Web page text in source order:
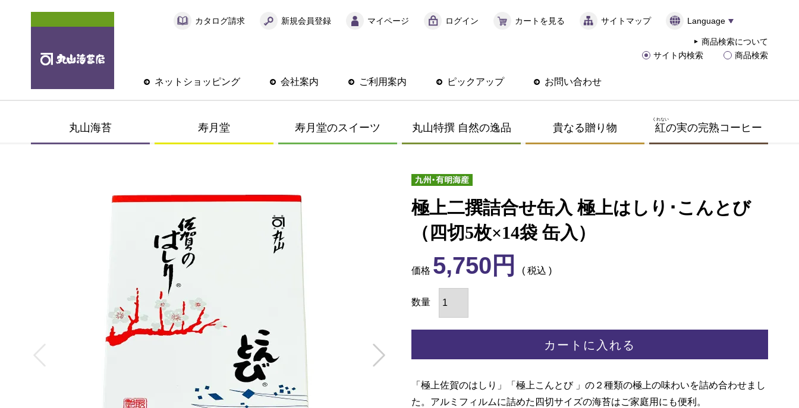
カタログ請求 新規会員登録 マイページ ログイン カートを見る サイトマップ Language
ネットショッピング 会社案内 ご利用案内 ピックアップ お問い合わせ
商品検索について
サイト内検索
商品検索
丸山海苔 寿月堂 寿月堂のスイーツ 丸山特撰 自然の逸品 貴なる贈り物 紅
くれない
の実の完熟コーヒー
極上二撰詰合せ缶入 極上はしり･こんとび
（四切5枚×14袋 缶入）
価格 5,750 税込
カートに入れる
「極上佐賀のはしり」「極上こんとび 」の２種類の極上の味わいを詰め合わせまし
た。アルミフィルムに詰めた四切サイズの海苔はご家庭用にも便利。